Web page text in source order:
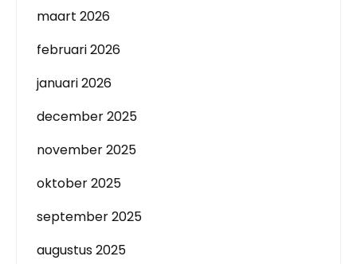
maart 2026
februari 2026
januari 2026
december 2025
november 2025
oktober 2025
september 2025
augustus 2025